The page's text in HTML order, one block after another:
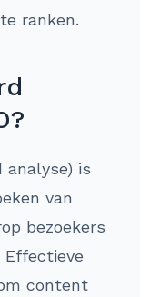
ranken.
analyse) is
van
bezoekers
Effectieve
content